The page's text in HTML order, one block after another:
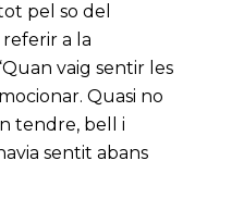
pel so del
a la
vaig sentir les
Quasi no
tendre, bell i
sentit abans